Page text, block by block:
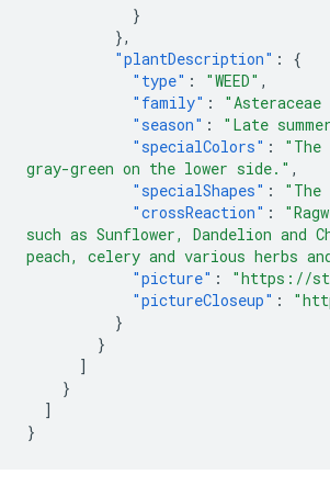
}
},
"plantDescription" :
{
"type" : "WEED" ,
"family" :
"season" : "Late
"specialColors" :
gray-green on the lower side." ,
"specialShapes" :
"crossReaction" :
such as Sunflower, Dandelion
peach, celery and various herbs
"picture" :
"https://
"pictureCloseup" :
}
}
]
}
]
}